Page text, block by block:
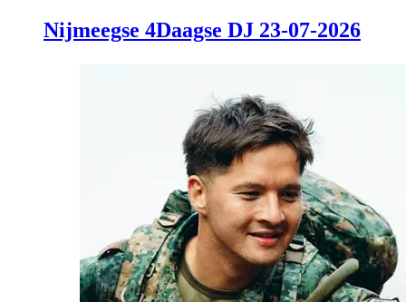
Nijmeegse 4Daagse DJ 23-07-2026